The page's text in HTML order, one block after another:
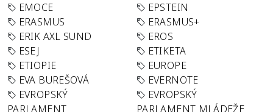
EMOCE
EPSTEIN
ERASMUS
ERASMUS+
ERIK AXL SUND
EROS
ESEJ
ETIKETA
ETIOPIE
EUROPE
EVA BUREŠOVÁ
EVERNOTE
EVROPSKÝ
PARLAMENT
EVROPSKÝ
PARLAMENT MLÁDEŽE